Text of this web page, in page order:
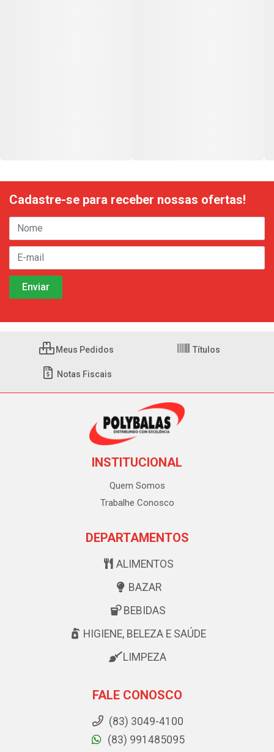
Cadastre-se para receber nossas ofertas!
Meus Pedidos Títulos
Notas Fiscais
INSTITUCIONAL
Quem Somos
Trabalhe Conosco
DEPARTAMENTOS
ALIMENTOS
BAZAR
BEBIDAS
HIGIENE, BELEZA E SAÚDE
LIMPEZA
FALE CONOSCO
(83) 3049-4100
(83) 991485095